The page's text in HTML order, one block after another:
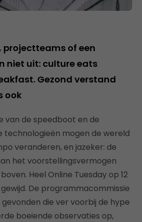
projectteams of een
niet uit: culture eats
Gezond verstand
ook
van de speedboot en de
technologieën mogen de wereld
veranderen, en jazeker: de
het voorstellingsvermogen
Heel Online Tuesday op 12
De programmacommissie
die ver voorbij de hype
boeiende observaties op,